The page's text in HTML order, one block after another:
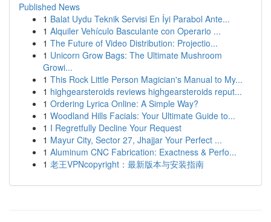
Published News
1 Balat Uydu Teknik Servisi En İyi Parabol Ante...
1 Alquiler Vehículo Basculante con Operario ...
1 The Future of Video Distribution: Projectio...
1 Unicorn Grow Bags: The Ultimate Mushroom
Growi...
1 This Rock Little Person Magician's Manual to My...
1 highgearsteroids reviews highgearsteroids reput...
1 Ordering Lyrica Online: A Simple Way?
1 Woodland Hills Facials: Your Ultimate Guide to...
1 I Regretfully Decline Your Request
1 Mayur City, Sector 27, Jhajjar Your Perfect ...
1 Aluminum CNC Fabrication: Exactness & Perfo...
1 老王VPNcopyright：最新版本与安装指南